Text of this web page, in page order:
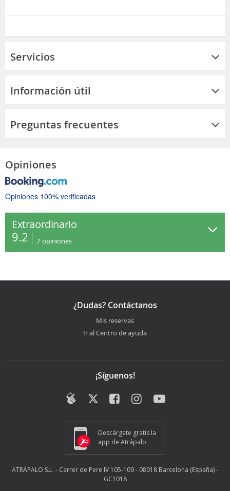
Servicios
Información útil
Preguntas frecuentes
Opiniones
Opiniones 100% verificadas
Extraordinario
9.2 7 opiniones
¿Dudas? Contáctanos
Mis reservas
Ir al Centro de ayuda
¡Síguenos!
Descárgate gratis la
app de Atrápalo
ATRÁPALO S.L. - Carrer de Pere IV 105-109 - 08018 Barcelona (España) -
GC1018